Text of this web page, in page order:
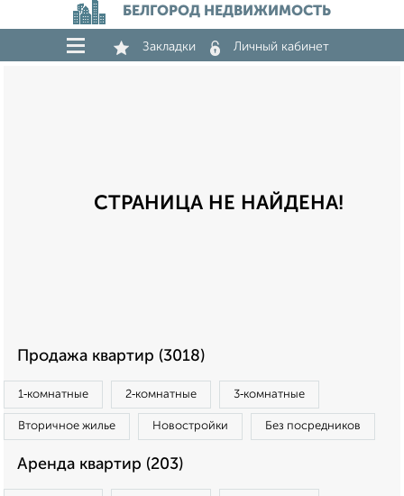
БЕЛГОРОД НЕДВИЖИМОСТЬ
Закладки Личный кабинет
СТРАНИЦА НЕ НАЙДЕНА!
Продажа квартир (3018)
1‑комнатные 2‑комнатные 3‑комнатные
Вторичное жилье Новостройки Без посредников
Аренда квартир (203)